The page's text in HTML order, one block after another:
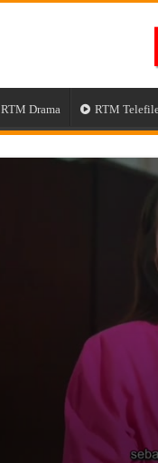
RTM Drama RTM